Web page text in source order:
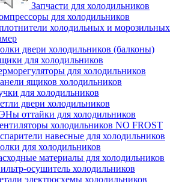
Запчасти для холодильников
для холодильников
холодильных и морозильных
двери холодильников (балконы)
для холодильников
для холодильников
ящиков холодильников
для холодильников
двери холодильников
оттайки для холодильников
холодильников NO FROST
навесные для холодильников
для холодильников
материалы для холодильников
осушитель холодильников
электросхемы холодильников